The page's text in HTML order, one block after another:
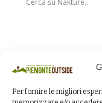
Per fornire le migliori